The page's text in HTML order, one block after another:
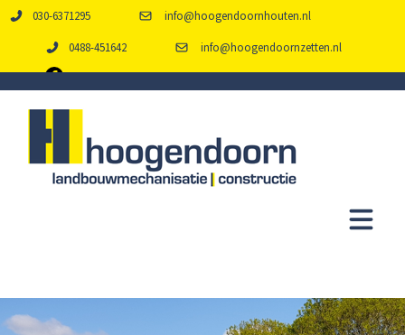
030-6371295 info@hoogendoornhouten.nl
0488-451642 info@hoogendoornzetten.nl